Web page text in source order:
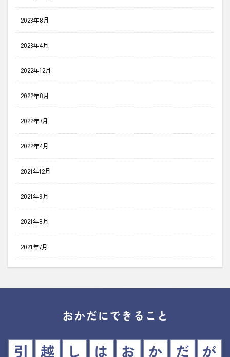
2023年8月
2023年4月
2022年12月
2022年8月
2022年7月
2022年4月
2021年12月
2021年9月
2021年8月
2021年7月